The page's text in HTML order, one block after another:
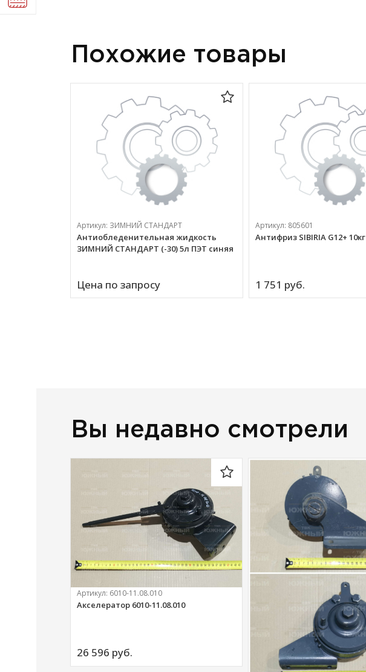
Похожие товары
Артикул: ЗИМНИЙ СТАНДАРТ
Антиобледенительная жидкость
ЗИМНИЙ СТАНДАРТ (-30) 5л ПЭТ синяя
Цена по запросу
Артикул: 805601
Антифриз SIBIRIA G12+ 10кг
1 751 руб.
Вы недавно смотрели
Артикул: 6010-11.08.010
Акселератор 6010-11.08.010
26 596 руб.